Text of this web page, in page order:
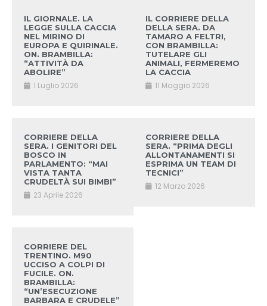
IL GIORNALE. LA
LEGGE SULLA CACCIA
NEL MIRINO DI
EUROPA E QUIRINALE.
ON. BRAMBILLA:
“ATTIVITÀ DA
ABOLIRE”
1 Luglio 2026
IL CORRIERE DELLA
DELLA SERA. DA
TAMARO A FELTRI,
CON BRAMBILLA:
TUTELARE GLI
ANIMALI, FERMEREMO
LA CACCIA
11 Maggio 2026
CORRIERE DELLA
SERA. I GENITORI DEL
BOSCO IN
PARLAMENTO: “MAI
VISTA TANTA
CRUDELTÀ SUI BIMBI”
23 Aprile 2026
CORRIERE DELLA
SERA. “PRIMA DEGLI
ALLONTANAMENTI SI
ESPRIMA UN TEAM DI
TECNICI”
12 Marzo 2026
CORRIERE DEL
TRENTINO. M90
UCCISO A COLPI DI
FUCILE. ON.
BRAMBILLA:
“UN’ESECUZIONE
BARBARA E CRUDELE”